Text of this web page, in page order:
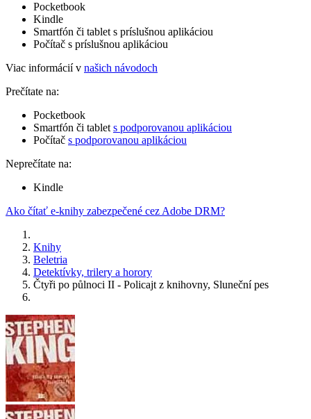
Pocketbook
Kindle
Smartfón či tablet s príslušnou aplikáciou
Počítač s príslušnou aplikáciou
Viac informácií v našich návodoch
Prečítate na:
Pocketbook
Smartfón či tablet s podporovanou aplikáciou
Počítač s podporovanou aplikáciou
Neprečítate na:
Kindle
Ako čítať e-knihy zabezpečené cez Adobe DRM?
Knihy
Beletria
Detektívky, trilery a horory
Čtyři po půlnoci II - Policajt z knihovny, Sluneční pes